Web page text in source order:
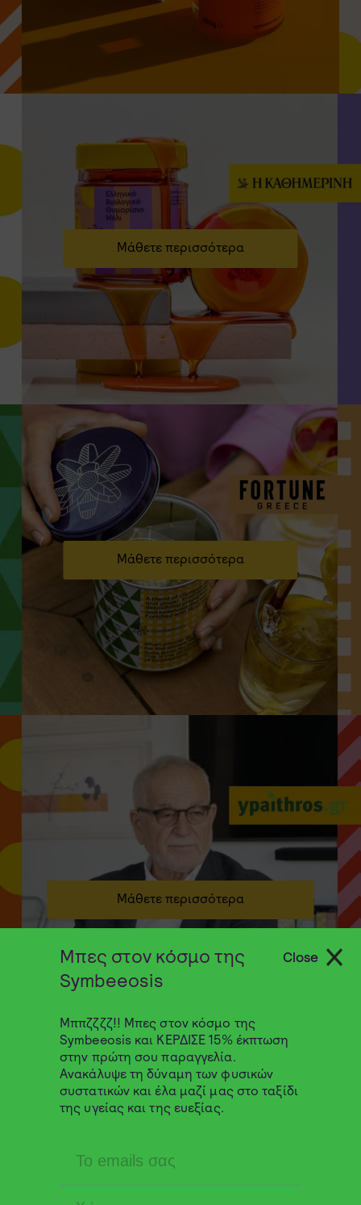
Μάθετε περισσότερα
Μάθετε περισσότερα
Μάθετε περισσότερα
Μπες στον κόσμο της
Symbeeosis
Μππζζζζ!! Μπες στον κόσμο της
Symbeeosis και ΚΕΡΔΙΣΕ 15% έκπτωση
στην πρώτη σου παραγγελία.
Ανακάλυψε τη δύναμη των φυσικών
συστατικών και έλα μαζί μας στο ταξίδι
της υγείας και της ευεξίας.
Close